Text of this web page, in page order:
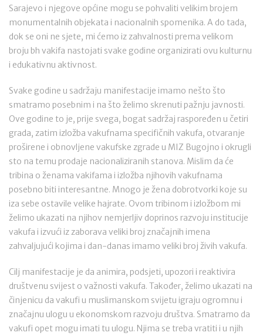
Sarajevo i njegove općine mogu se pohvaliti velikim brojem
monumentalnih objekata i nacionalnih spomenika. A do tada,
dok se oni ne sjete, mi ćemo iz zahvalnosti prema velikom
broju bh vakifa nastojati svake godine organizirati ovu kulturnu
i edukativnu aktivnost.
Svake godine u sadržaju manifestacije imamo nešto što
smatramo posebnim i na što želimo skrenuti pažnju javnosti.
Ove godine to je, prije svega, bogat sadržaj raspoređen u četiri
grada, zatim izložba vakufnama specifičnih vakufa, otvaranje
proširene i obnovljene vakufske zgrade u MIZ Bugojno i okrugli
sto na temu prodaje nacionaliziranih stanova. Mislim da će
tribina o ženama vakifama i izložba njihovih vakufnama
posebno biti interesantne. Mnogo je žena dobrotvorki koje su
iza sebe ostavile velike hajrate. Ovom tribinom i izložbom mi
želimo ukazati na njihov nemjerljiv doprinos razvoju institucije
vakufa i izvući iz zaborava veliki broj značajnih imena
zahvaljujući kojima i dan-danas imamo veliki broj živih vakufa.
Cilj manifestacije je da animira, podsjeti, upozori i reaktivira
društvenu svijest o važnosti vakufa. Također, želimo ukazati na
činjenicu da vakufi u muslimanskom svijetu igraju ogromnu i
značajnu ulogu u ekonomskom razvoju društva. Smatramo da
vakufi opet mogu imati tu ulogu. Njima se treba vratiti i u njih